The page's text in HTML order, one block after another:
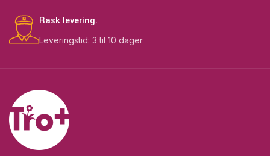
Rask levering.
Leveringstid: 3 til 10 dager